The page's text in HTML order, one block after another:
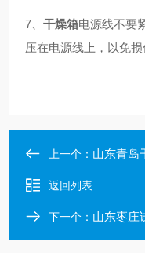
7、干燥箱电源线不要
压在电源线上，以免损
上一个： 山东青岛
返回列表
下一个： 山东枣庄试